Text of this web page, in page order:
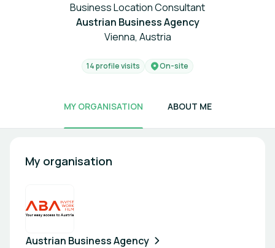
Business Location Consultant
Austrian Business Agency
Vienna, Austria
14 profile visits On-site
MY ORGANISATION ABOUT ME
My organisation
Austrian Business Agency